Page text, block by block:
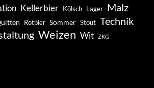
Kellerbier Kölsch Lager Malz
Rotbier Sommer Stout Technik
Weizen Wit ZKG